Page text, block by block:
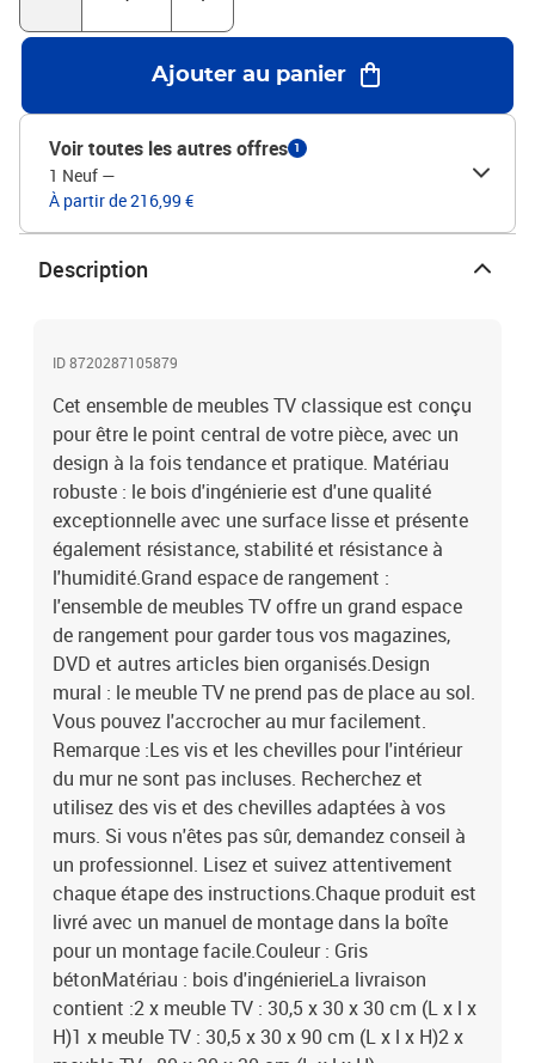
montage facile.Couleur : Gris bétonMatériau : bois d'ingénierieLa
livraison contient :2 x meuble TV : 30,5 x 30 x 30 cm (L x l x H)1 x
meuble TV : 30,5 x 30 x 90 cm (L x l x H)2 x meuble TV : 80 x 30 x 30
cm (L x l x H)
Ajouter au panier
Voir toutes les autres offres 1
1 Neuf —
À partir de 216,99 €
Description
ID 8720287105879
Cet ensemble de meubles TV classique est conçu
pour être le point central de votre pièce, avec un
design à la fois tendance et pratique. Matériau
robuste : le bois d'ingénierie est d'une qualité
exceptionnelle avec une surface lisse et présente
également résistance, stabilité et résistance à
l'humidité.Grand espace de rangement :
l'ensemble de meubles TV offre un grand espace
de rangement pour garder tous vos magazines,
DVD et autres articles bien organisés.Design
mural : le meuble TV ne prend pas de place au sol.
Vous pouvez l'accrocher au mur facilement.
Remarque :Les vis et les chevilles pour l'intérieur
du mur ne sont pas incluses. Recherchez et
utilisez des vis et des chevilles adaptées à vos
murs. Si vous n'êtes pas sûr, demandez conseil à
un professionnel. Lisez et suivez attentivement
chaque étape des instructions.Chaque produit est
livré avec un manuel de montage dans la boîte
pour un montage facile.Couleur : Gris
bétonMatériau : bois d'ingénierieLa livraison
contient :2 x meuble TV : 30,5 x 30 x 30 cm (L x l x
H)1 x meuble TV : 30,5 x 30 x 90 cm (L x l x H)2 x